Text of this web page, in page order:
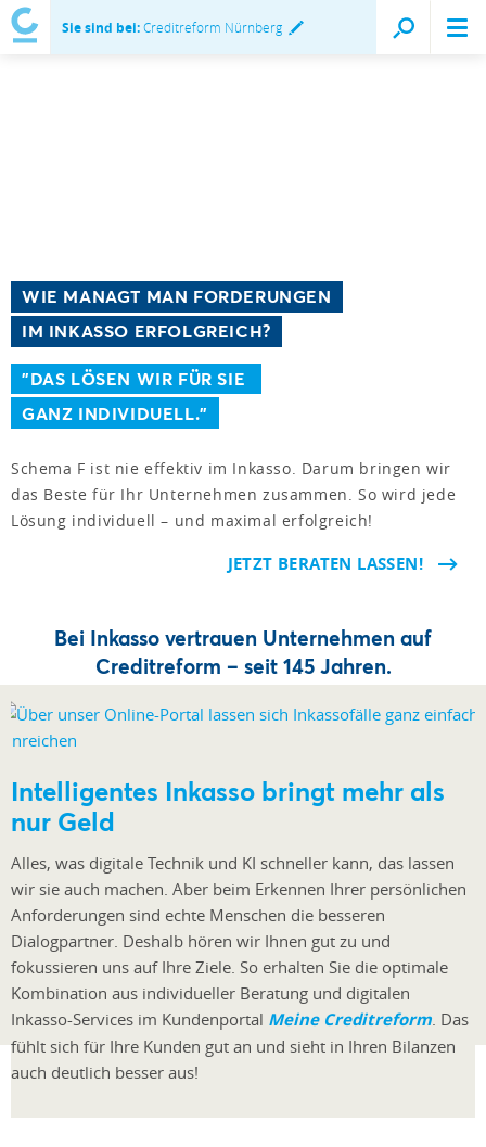
Sie sind bei:Creditreform Nürnberg
WIE MANAGT MAN FORDERUNGEN
IM INKASSO ERFOLGREICH?
"DAS LÖSEN WIR FÜR SIE
GANZ INDIVIDUELL."
Schema F ist nie effektiv im Inkasso. Darum bringen wir
das Beste für Ihr Unternehmen zusammen. So wird jede
Lösung individuell – und maximal erfolgreich!
JETZT BERATEN LASSEN!
Bei Inkasso vertrauen Unternehmen auf
Creditreform – seit 145 Jahren.
Intelligentes Inkasso bringt mehr als
nur Geld
Alles, was digitale Technik und KI schneller kann, das lassen
wir sie auch machen. Aber beim Erkennen Ihrer persönlichen
Anforderungen sind echte Menschen die besseren
Dialogpartner. Deshalb hören wir Ihnen gut zu und
fokussieren uns auf Ihre Ziele. So erhalten Sie die optimale
Kombination aus individueller Beratung und digitalen
Inkasso-Services im Kundenportal Meine Creditreform. Das
fühlt sich für Ihre Kunden gut an und sieht in Ihren Bilanzen
auch deutlich besser aus!